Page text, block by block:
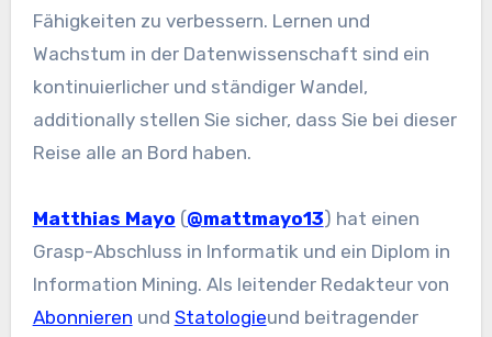
Fähigkeiten zu verbessern. Lernen und
Wachstum in der Datenwissenschaft sind ein
kontinuierlicher und ständiger Wandel,
additionally stellen Sie sicher, dass Sie bei dieser
Reise alle an Bord haben.
Matthias Mayo (@mattmayo13) hat einen
Grasp-Abschluss in Informatik und ein Diplom in
Information Mining. Als leitender Redakteur von
Abonnieren und Statologieund beitragender